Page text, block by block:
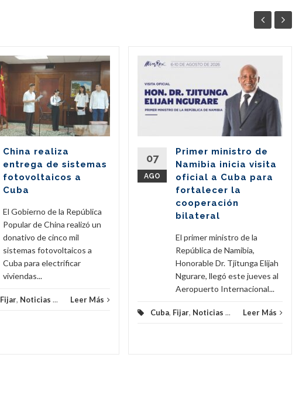
China realiza
entrega de sistemas
fotovoltaicos a
Cuba
El Gobierno de la República
Popular de China realizó un
donativo de cinco mil
sistemas fotovoltaicos a
Cuba para electrificar
viviendas...
Fijar, Noticias ... Leer Más
07
AGO
Primer ministro de
Namibia inicia visita
oficial a Cuba para
fortalecer la
cooperación
bilateral
El primer ministro de la
República de Namibia,
Honorable Dr. Tjitunga Elijah
Ngurare, llegó este jueves al
Aeropuerto Internacional...
Cuba, Fijar, Noticias ... Leer Más